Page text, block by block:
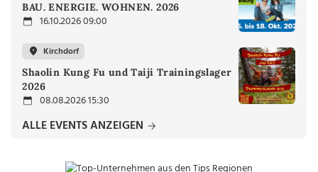
BAU. ENERGIE. WOHNEN. 2026
16.10.2026 09:00
Kirchdorf
Shaolin Kung Fu und Taiji Trainingslager
2026
08.08.2026 15:30
ALLE EVENTS ANZEIGEN